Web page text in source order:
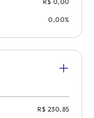
0,00%
R$ 230,85